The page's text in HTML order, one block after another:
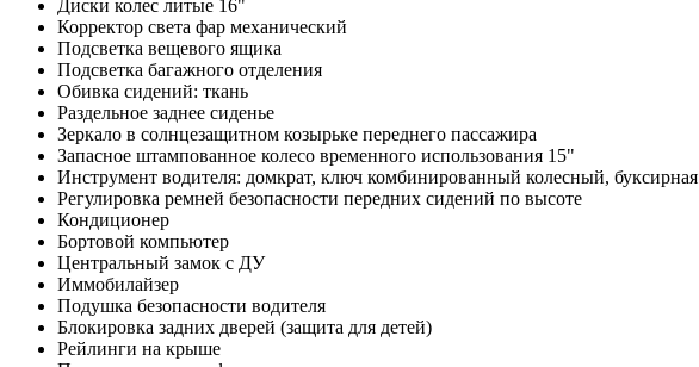
Диски колес литые 16"
Корректор света фар механический
Подсветка вещевого ящика
Подсветка багажного отделения
Обивка сидений: ткань
Раздельное заднее сиденье
Зеркало в солнцезащитном козырьке переднего пассажира
Запасное штампованное колесо временного использования 15"
Инструмент водителя: домкрат, ключ комбинированный колесный,
Регулировка ремней безопасности передних сидений по высоте
Кондиционер
Бортовой компьютер
Центральный замок с ДУ
Иммобилайзер
Подушка безопасности водителя
Блокировка задних дверей (защита для детей)
Рейлинги на крыше